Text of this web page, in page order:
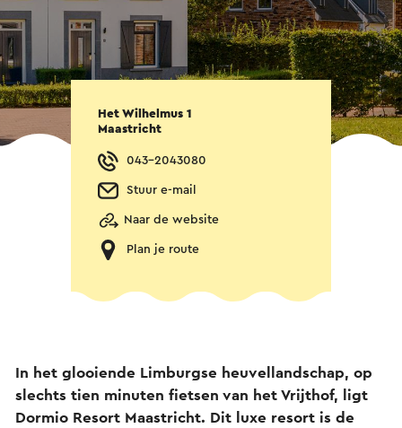
Het Wilhelmus 1
Maastricht
043-2043080
Stuur e-mail
Naar de website
Plan je route
In het glooiende Limburgse heuvellandschap, op
slechts tien minuten fietsen van het Vrijthof, ligt
Dormio Resort Maastricht. Dit luxe resort is de